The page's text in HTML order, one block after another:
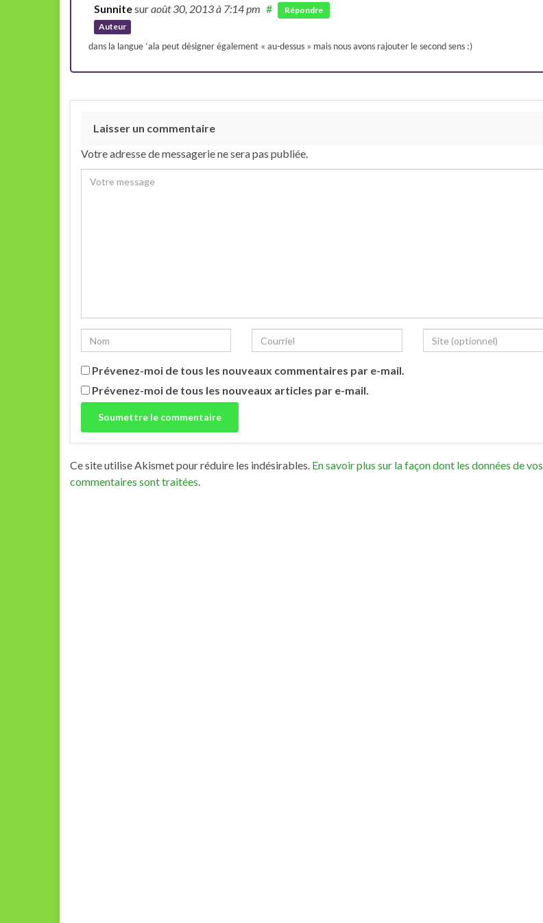
Sunnitesuraoût 30, 2013à 7:14 pm
Auteur
# Répondre
dans la langue ‘ala peut désigner également « au-dessus » mais nous avons rajouter le second sens :)
Laisser un commentaire
Votre adresse de messagerie ne sera pas publiée.
Prévenez-moi de tous les nouveaux commentaires par e-mail.
Prévenez-moi de tous les nouveaux articles par e-mail.
Ce site utilise Akismet pour réduire les indésirables. En savoir plus sur la façon dont les données de vos
commentaires sont traitées.